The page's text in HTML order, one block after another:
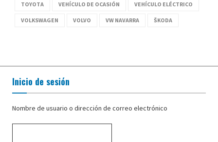
TOYOTA VEHÍCULO DE OCASIÓN VEHÍCULO ELÉCTRICO
VOLKSWAGEN VOLVO VW NAVARRA ŠKODA
Inicio de sesión
Nombre de usuario o dirección de correo electrónico